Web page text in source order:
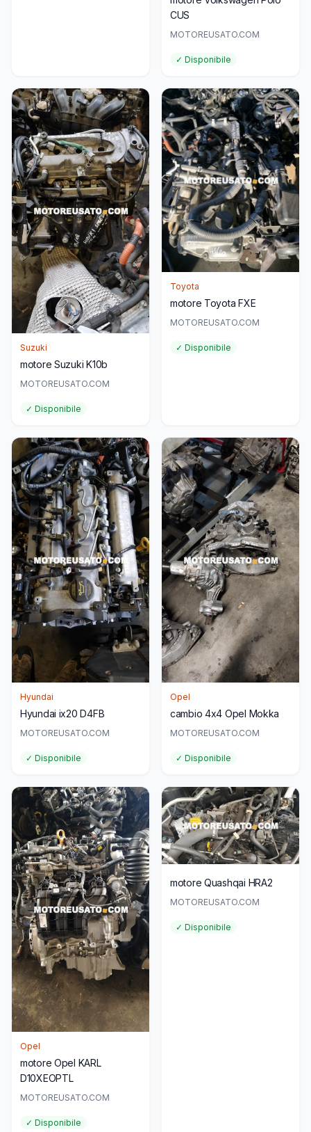
CUS
MOTOREUSATO.COM
✓ Disponibile
Suzuki
motore Suzuki K10b
MOTOREUSATO.COM
✓ Disponibile
Toyota
motore Toyota FXE
MOTOREUSATO.COM
✓ Disponibile
Hyundai
Hyundai ix20 D4FB
MOTOREUSATO.COM
✓ Disponibile
Opel
cambio 4x4 Opel Mokka
MOTOREUSATO.COM
✓ Disponibile
Opel
motore Opel KARL
D10XEOPTL
MOTOREUSATO.COM
✓ Disponibile
motore Quashqai HRA2
MOTOREUSATO.COM
✓ Disponibile